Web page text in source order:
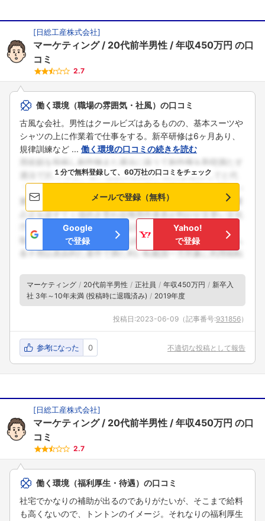
[日総工産株式会社]
マーケティング 20代前半男性 年収450万円 の口
コミ
2.7
働く環境（職場の雰囲気・社風）の口コミ
古風な会社。男性はクールビズはあるものの、基本スーツや
シャツの上に作業着で仕事をする。新卒研修は6ヶ月あり、
規律訓練など ... 働く環境の口コミの続きを読む
１分で無料登録して、60万社の口コミをチェック
メールで登録（無料）
Google
で登録
Yahoo!
で登録
マーケティング 20代前半男性 正社員 年収450万円
新卒入
社 3年～10年未満 (投稿時に退職済み)
2019年度
投稿日:2023-06-09 （記事番号:931856）
参考になった 0 不適切な投稿として報告
[日総工産株式会社]
マーケティング 20代前半男性 年収450万円 の口
コミ
2.7
働く環境（福利厚生・待遇）の口コミ
社宅でかなりの補助が出るのでありがたいが、そこまで給料
も高くないので、トントンのイメージ。それなりの福利厚生